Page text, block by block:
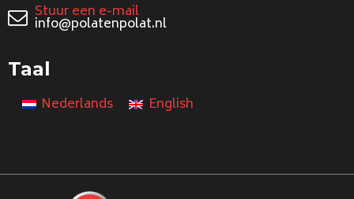
Stuur een e-mail
info@polatenpolat.nl
Taal
Nederlands English